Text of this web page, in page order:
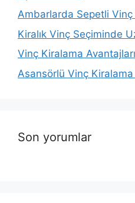
Ambarlarda Sepetli Vinç
Kiralık Vinç Seçiminde
Vinç Kiralama Avantajları
Asansörlü Vinç
Son yorumlar